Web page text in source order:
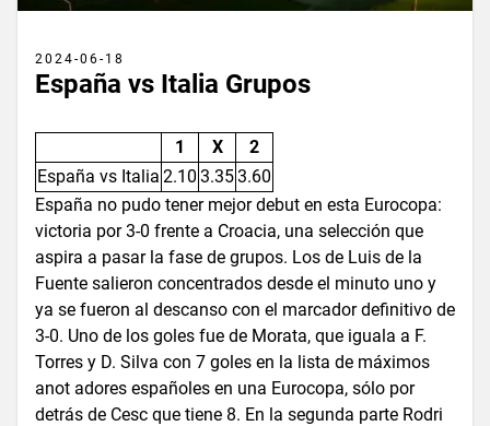
2024-06-18
España vs Italia Grupos
1 X
2
España vs Italia 2.10 3.353.60
España no pudo tener mejor debut en esta Eurocopa:
victoria por 3-0 frente a Croacia, una selección que
aspira a pasar la fase de grupos. Los de Luis de la
Fuente salieron concentrados desde el minuto uno y
ya se fueron al descanso con el marcador definitivo de
3-0. Uno de los goles fue de Morata, que iguala a F.
Torres y D. Silva con 7 goles en la lista de máximos
anot adores españoles en una Eurocopa, sólo por
detrás de Cesc que tiene 8. En la segunda parte Rodri